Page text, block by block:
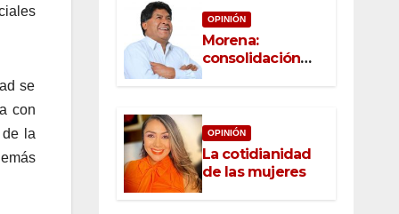
se
con
la
OPINIÓN
Morena:
consolidación
con raíz, rumbo
OPINIÓN
La cotidianidad
de las mujeres